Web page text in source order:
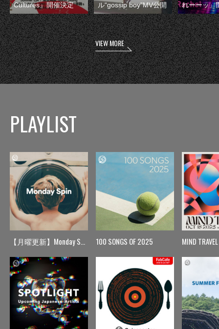
Cultures』開催決定
ル“gossip boy”MV公開
れーーッ』
VIEW MORE
PLAYLIST
【月曜更新】Monday Spin 100 SONGS OF 2025 MIND TRAVEL